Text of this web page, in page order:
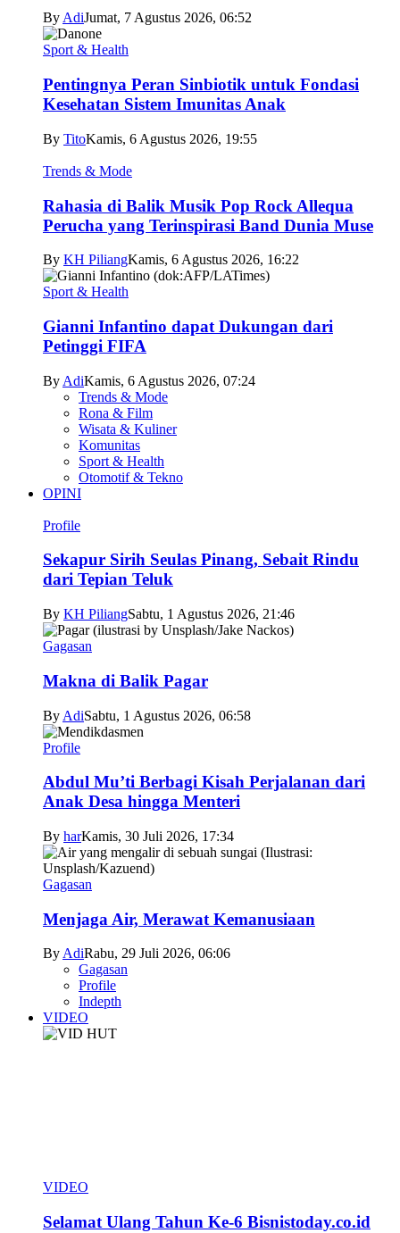
ByAdiJumat, 7 Agustus 2026, 06:52
Sport & Health
Pentingnya Peran Sinbiotik untuk Fondasi
Kesehatan Sistem Imunitas Anak
By TitoKamis, 6 Agustus 2026, 19:55
Trends & Mode
Rahasia di Balik Musik Pop Rock Allequa
Perucha yang Terinspirasi Band Dunia Muse
By KH PiliangKamis, 6 Agustus 2026, 16:22
Sport & Health
Gianni Infantino dapat Dukungan dari
Petinggi FIFA
By AdiKamis, 6 Agustus 2026, 07:24
Trends & Mode
Rona & Film
Wisata & Kuliner
Komunitas
Sport & Health
Otomotif & Tekno
OPINI
Profile
Sekapur Sirih Seulas Pinang, Sebait Rindu
dari Tepian Teluk
By KH PiliangSabtu, 1 Agustus 2026, 21:46
Gagasan
Makna di Balik Pagar
By AdiSabtu, 1 Agustus 2026, 06:58
Profile
Abdul Mu’ti Berbagi Kisah Perjalanan dari
Anak Desa hingga Menteri
By harKamis, 30 Juli 2026, 17:34
Gagasan
Menjaga Air, Merawat Kemanusiaan
ByAdiRabu, 29 Juli 2026, 06:06
Gagasan
Profile
Indepth
VIDEO
VIDEO
Selamat Ulang Tahun Ke-6 Bisnistoday.co.id